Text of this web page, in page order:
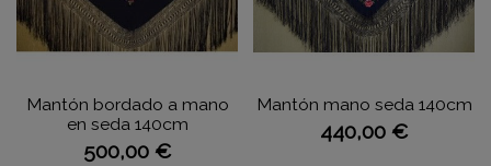
Mantón bordado a mano
en seda 140cm
500,00 €
Mantón mano seda 140cm
440,00 €